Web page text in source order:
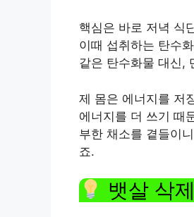
핵심은 바로 저녁 식
이때 섭취하는 탄수
같은 탄수화물 대신,
제 몸은 에너지를 저
에너지를 더 쓰기 때
부한 채소를 곁들이
죠.
뱃살 삭